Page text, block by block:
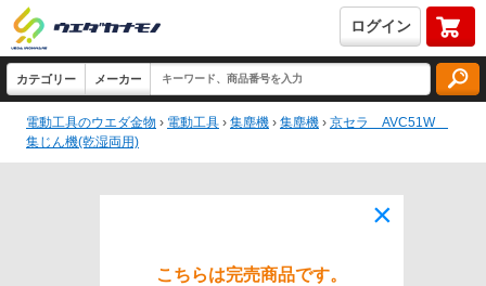
ログイン
電動工具のウエダ金物 › 電動工具 › 集塵機 › 集塵機 › 京セラ AVC51W
集じん機(乾湿両用)
×
こちらは完売商品です。